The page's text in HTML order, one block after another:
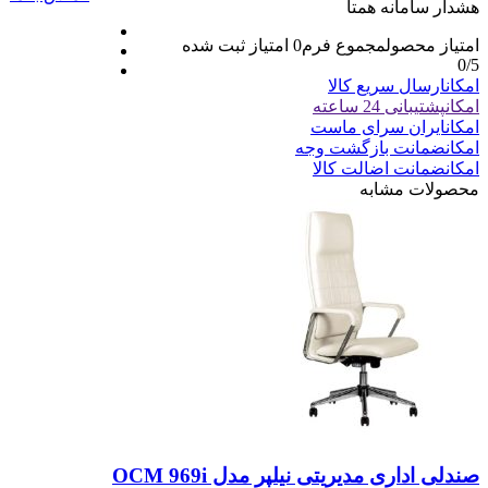
هشدار سامانه همتا
امتیاز محصولمجموع فرم0 امتیاز ثبت شده
0/5
امکانارسال سریع کالا
امکانپشتیبانی 24 ساعته
امکانایران سرای ماست
امکانضمانت بازگشت وجه
امکانضمانت اضالت کالا
محصولات مشابه
صندلی اداری مدیریتی نیلپر مدل OCM 969i